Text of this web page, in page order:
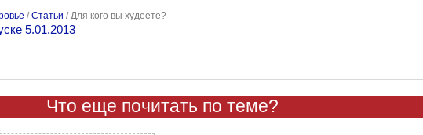
/Статьи /Для кого вы худеете?
5.01.2013
Что еще почитать по теме?